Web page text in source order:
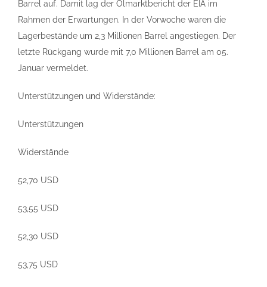
Barrel auf. Damit lag der Ölmarktbericht der EIA im
Rahmen der Erwartungen. In der Vorwoche waren die
Lagerbestände um 2,3 Millionen Barrel angestiegen. Der
letzte Rückgang wurde mit 7,0 Millionen Barrel am 05.
Januar vermeldet.
Unterstützungen und Widerstände:
Unterstützungen
Widerstände
52,70 USD
53,55 USD
52,30 USD
53,75 USD